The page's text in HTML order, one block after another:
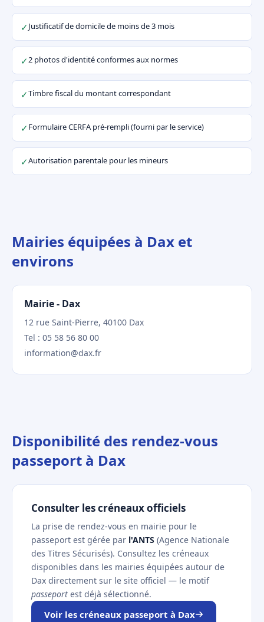
✓Justificatif de domicile de moins de 3 mois
✓2 photos d'identité conformes aux normes
✓Timbre fiscal du montant correspondant
✓ Formulaire CERFA pré-rempli (fourni par le service)
✓Autorisation parentale pour les mineurs
Mairies équipées à Dax et
environs
Mairie - Dax
12 rue Saint-Pierre, 40100 Dax
Tel : 05 58 56 80 00
information@dax.fr
Disponibilité des rendez-vous
passeport à Dax
Consulter les créneaux officiels
La prise de rendez-vous en mairie pour le
passeport est gérée par l'ANTS (Agence Nationale
des Titres Sécurisés). Consultez les créneaux
disponibles dans les mairies équipées autour de
Dax directement sur le site officiel — le motif
passeport est déjà sélectionné.
Voir les créneaux passeport à Dax